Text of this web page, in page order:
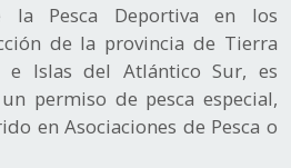
la Pesca Deportiva en los
de la provincia de Tierra
e Islas del Atlántico Sur, es
permiso de pesca especial,
en Asociaciones de Pesca o